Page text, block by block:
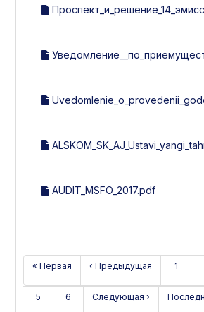
AUDIT_MSFO_2017.pdf
« Первая ‹ Предыдущая 1
5 6 Следующая ›